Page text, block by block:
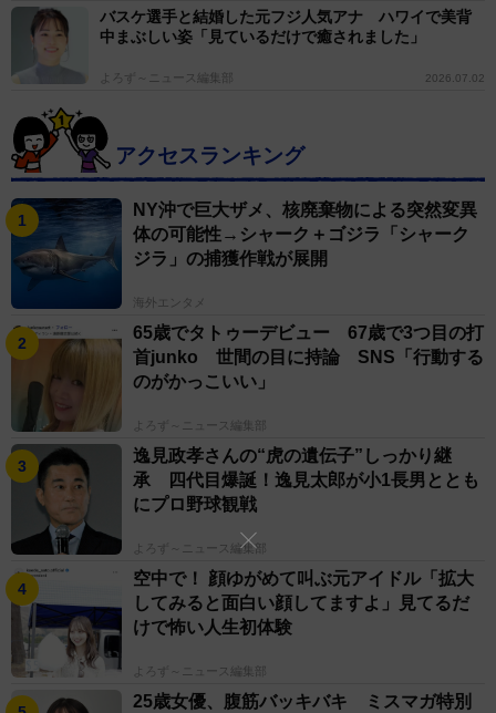
バスケ選手と結婚した元フジ人気アナ ハワイで美背
中まぶしい姿「見ているだけで癒されました」
よろず～ニュース編集部 2026.07.02
アクセスランキング
NY沖で巨大ザメ、核廃棄物による突然変異
体の可能性→シャーク＋ゴジラ「シャーク
ジラ」の捕獲作戦が展開
海外エンタメ
65歳でタトゥーデビュー 67歳で3つ目の打
首junko 世間の目に持論 SNS「行動する
のがかっこいい」
よろず～ニュース編集部
逸見政孝さんの“虎の遺伝子”しっかり継
承 四代目爆誕！逸見太郎が小1長男ととも
にプロ野球観戦
よろず～ニュース編集部
空中で！ 顔ゆがめて叫ぶ元アイドル「拡大
してみると面白い顔してますよ」見てるだ
けで怖い人生初体験
よろず～ニュース編集部
25歳女優、腹筋バッキバキ ミスマガ特別